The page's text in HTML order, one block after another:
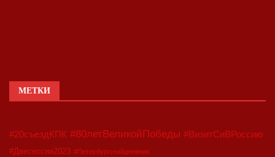
МЕТКИ
#20съездКПК #80летВеликойПобеды #ВизитСиВРоссию
#Двесессии2023 #Петербургскийдневник